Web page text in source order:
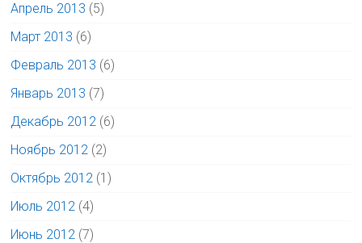
Апрель 2013 (5)
Март 2013 (6)
Февраль 2013 (6)
Январь 2013 (7)
Декабрь 2012 (6)
Ноябрь 2012 (2)
Октябрь 2012 (1)
Июль 2012 (4)
Июнь 2012 (7)